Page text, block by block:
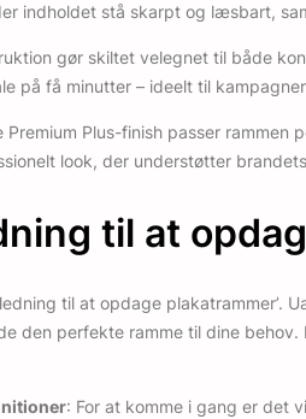
indholdet stå skarpt og læsbart,
gør skiltet velegnet til både
på få minutter – ideelt til
Premium Plus-finish passer
look, der understøtter
til at
til at opdage
den perfekte ramme til dine
: For at komme i gang er det